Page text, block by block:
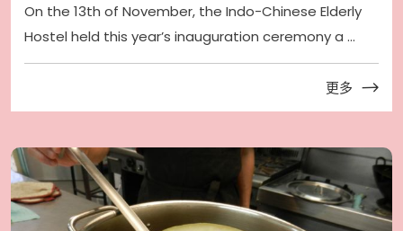
On the 13th of November, the Indo-Chinese Elderly
Hostel held this year’s inauguration ceremony a ...
更多